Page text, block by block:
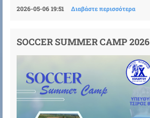
2026-05-06 19:51 Διαβάστε περισσότερα
SOCCER SUMMER CAMP 2026